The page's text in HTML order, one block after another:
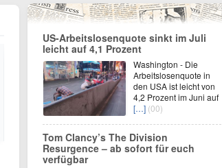
US-Arbeitslosenquote sinkt im Juli
leicht auf 4,1 Prozent
Washington - Die
Arbeitslosenquote in
den USA ist leicht von
4,2 Prozent im Juni auf
[…] (00)
Tom Clancy’s The Division
Resurgence – ab sofort für euch
verfügbar